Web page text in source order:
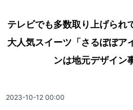
テレビでも多数取り上げられ
大人気スイーツ「さるぼぼア
ンは地元デザイン
2023-10-12 00:00